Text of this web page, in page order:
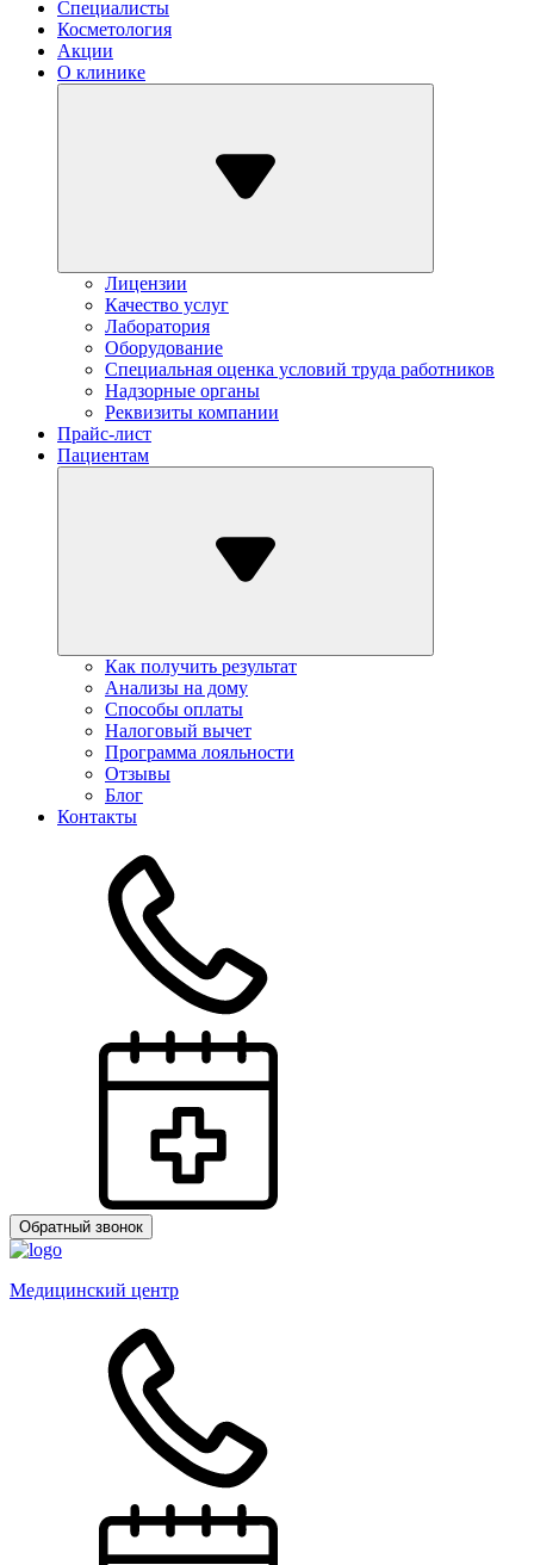
Специалисты
Косметология
Акции
О клинике
Лицензии
Качество услуг
Лаборатория
Оборудование
Специальная оценка условий труда работников
Надзорные органы
Реквизиты компании
Прайс-лист
Пациентам
Как получить результат
Анализы на дому
Способы оплаты
Налоговый вычет
Программа лояльности
Отзывы
Блог
Контакты
Обратный звонок
Медицинский центр